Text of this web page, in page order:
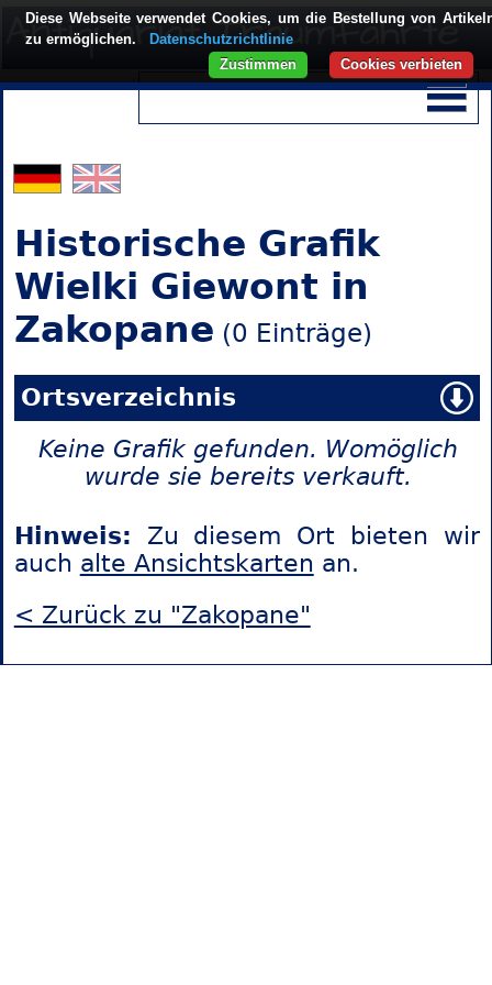
Historische Grafik
Wielki Giewont in
Zakopane (0 Einträge)
Ortsverzeichnis
Keine Grafik gefunden. Womöglich
wurde sie bereits verkauft.
Hinweis: Zu diesem Ort bieten wir
auch alte Ansichtskarten an.
< Zurück zu "Zakopane"
Diese Webseite verwendet Cookies, um die Bestellung von
zu ermöglichen.
Datenschutzrichtlinie
Cookies verbieten
Zustimmen